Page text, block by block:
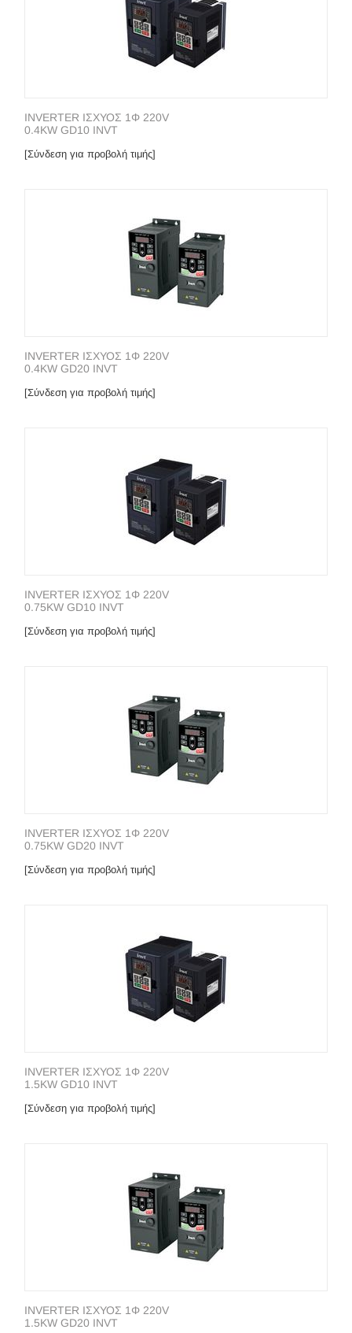
INVERTER ΙΣΧΥΟΣ 1Φ 220V
0.4KW GD10 INVT
[Σύνδεση για προβολή τιμής]
INVERTER ΙΣΧΥΟΣ 1Φ 220V
0.4KW GD20 INVT
[Σύνδεση για προβολή τιμής]
INVERTER ΙΣΧΥΟΣ 1Φ 220V
0.75KW GD10 INVT
[Σύνδεση για προβολή τιμής]
INVERTER ΙΣΧΥΟΣ 1Φ 220V
0.75KW GD20 INVT
[Σύνδεση για προβολή τιμής]
INVERTER ΙΣΧΥΟΣ 1Φ 220V
1.5KW GD10 INVT
[Σύνδεση για προβολή τιμής]
INVERTER ΙΣΧΥΟΣ 1Φ 220V
1.5KW GD20 INVT